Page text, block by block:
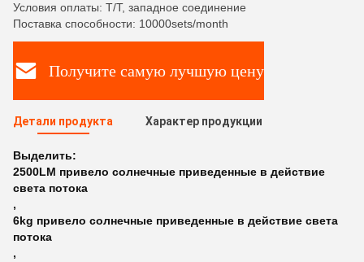
Условия оплаты: T/T, западное соединение
Поставка способности: 10000sets/month
Получите самую лучшую цену
Детали продукта Характер продукции
Выделить:
2500LM привело солнечные приведенные в действие
света потока
,
6kg привело солнечные приведенные в действие света
потока
,